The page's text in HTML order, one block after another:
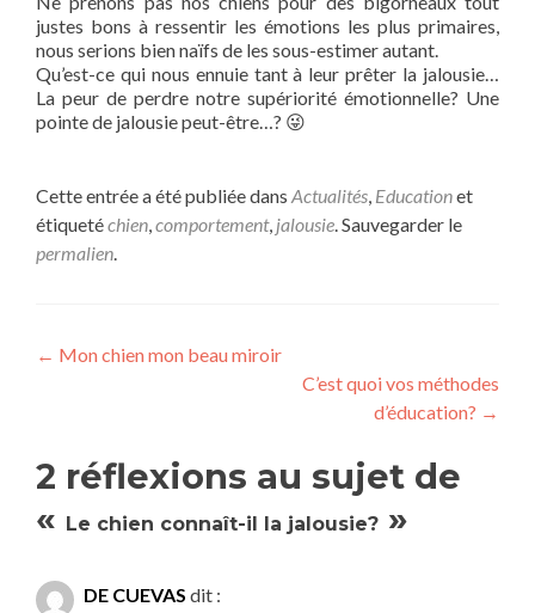
justes bons à ressentir les émotions les plus primaires,
nous serions bien naïfs de les sous-estimer autant.
Qu’est-ce qui nous ennuie tant à leur prêter la jalousie…
La peur de perdre notre supériorité émotionnelle? Une
pointe de jalousie peut-être…? 😜
Cette entrée a été publiée dans Actualités, Educationet
étiquetéchien,comportement, jalousie. Sauvegarder le
permalien.
Navigation
← Mon chien mon beau miroir
C’est quoi vos méthodes
d’éducation? →
2 réflexions au sujet de
«
Le chien connaît-il la jalousie? »
DE CUEVAS dit :